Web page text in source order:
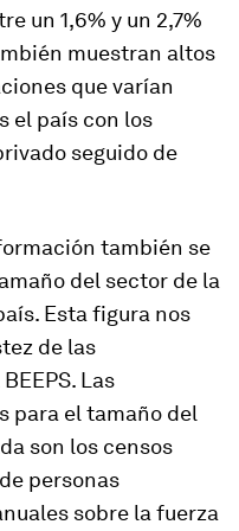
un 1,6% y un 2,7%
muestran altos
que varían
el país con los
seguido de
también se
del sector de la
Esta figura nos
de las
Las
para el tamaño del
son los censos
personas
sobre la fuerza